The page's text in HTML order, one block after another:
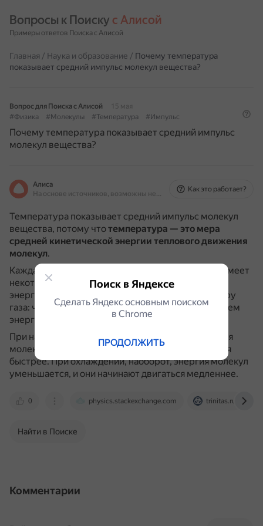
Вопросы к Поиску с Алисой
Примеры ответов Поиска с Алисой
Главная / Наука и образование / Почему температура
показывает средний импульс молекул вещества?
Вопрос для Поиска с Алисой
15 мая
#Физика
#Молекулы #Температура #Импульс
Почему температура показывает средний импульс
молекул вещества?
Алиса
На основе источников, возможны неточности
Как это работает?
Температура показывает средний импульс молекул
вещества, потому чтотемпература — это мера
средней кинетической энергии теплового движения
молекул.
Каждая молекула газа при хаотичном движении имеет
некоторую скорость и обладает кинетической
энергией.
Эта энергия характеризует температуру
газа: чем выше температура, тем больше в среднем
энергия у атомов и молекул.
При нагревании тел средняя кинетическая энергия
молекул увеличивается, и они начинают двигаться
быстрее.При охлаждении, наоборот, энергия молекул
уменьшается, и они начинают двигаться медленнее.
0 physics.stackexchange.com trinitas.ru
Найти в Поиске
Комментарии
Поиск в Яндексе
Сделать Яндекс основным поиском
в Сhrome
ПРОДОЛЖИТЬ